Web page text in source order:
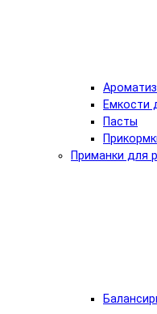
Емкости
Пасты
Приманки для